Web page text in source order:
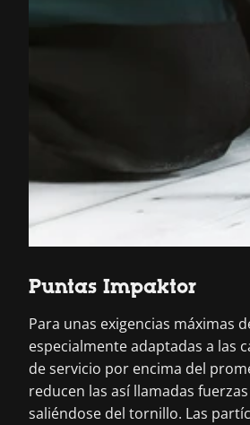
Puntas Impaktor
Para unas exigencias máximas
especialmente adaptadas a las
de servicio por encima del
reducen las así llamadas
saliéndose del tornillo. Las